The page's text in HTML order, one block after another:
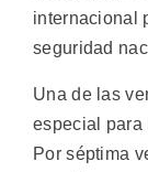
internacional
seguridad
Una de las
especial para
Por séptima